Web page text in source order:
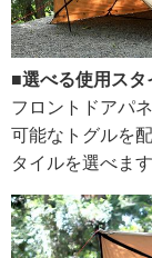
■選べる使用スタ
フロントドアパ
可能なトグルを
タイルを選べます